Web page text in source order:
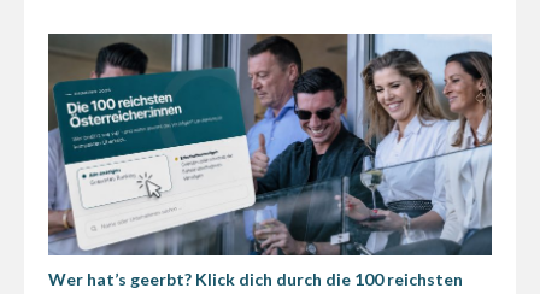
Wer hat’s geerbt? Klick dich durch die 100 reichsten